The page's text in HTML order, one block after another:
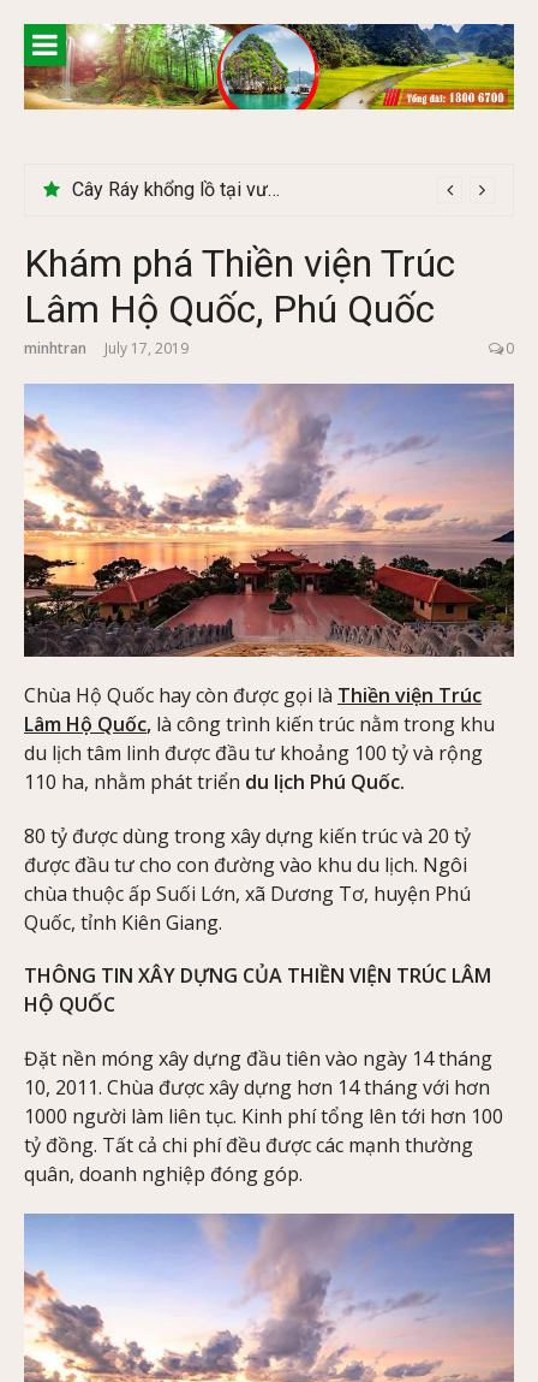
content
Du lịch Tây Bắc tháng 11 – Mùa hoa cải nhuộm vàng rực rỡ
Cây Ráy khổng lồ tại vườn Quốc gia Cúc Phương
Khám phá Thiền viện Trúc
Lâm Hộ Quốc, Phú Quốc
minhtran July 17, 2019 0
Chùa Hộ Quốc hay còn được gọi là Thiền viện Trúc
Lâm Hộ Quốc, là công trình kiến trúc nằm trong khu
du lịch tâm linh được đầu tư khoảng 100 tỷ và rộng
110 ha, nhằm phát triển du lịch Phú Quốc.
80 tỷ được dùng trong xây dựng kiến trúc và 20 tỷ
được đầu tư cho con đường vào khu du lịch. Ngôi
chùa thuộc ấp Suối Lớn, xã Dương Tơ, huyện Phú
Quốc, tỉnh Kiên Giang.
THÔNG TIN XÂY DỰNG CỦA THIỀN VIỆN TRÚC LÂM
HỘ QUỐC
Đặt nền móng xây dựng đầu tiên vào ngày 14 tháng
10, 2011. Chùa được xây dựng hơn 14 tháng với hơn
1000 người làm liên tục. Kinh phí tổng lên tới hơn 100
tỷ đồng. Tất cả chi phí đều được các mạnh thường
quân, doanh nghiệp đóng góp.